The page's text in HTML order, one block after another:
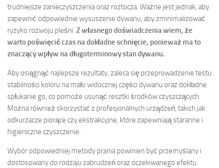
trudniejsze zanieczyszczenia oraz roztocza. Ważne jest jednak, aby
zapewnić odpowiednie wysuszenie dywanu, aby zminimalizować
ryzyko rozwoju pleśni. Z własnego doświadczenia wiem, że
warto poświęcić czas na dokładne schnięcie, ponieważ ma to
znaczący wpływ na długoterminowy stan dywanu.
Aby osiągnąć najlepsze rezultaty, zaleca się przeprowadzenie testu
stabilności koloru na mało widocznej części dywanu oraz dokładne
spłukanie go, co pomoże usunąć resztki środków czyszczących.
Można również skorzystać z profesjonalnych urządzeń, takich jak
odkurzacze piorące czy ekstrakcyjne, które zapewniają staranne i
higieniczne czyszczenie.
Wybór odpowiedniej metody prania powinien być przemyślany i
dostosowany do rodzaju zabrudzeń oraz oczekiwanego efektu.